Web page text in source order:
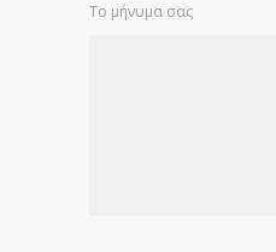
Το μήνυμα σας